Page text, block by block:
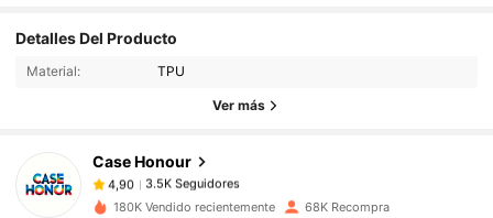
Detalles Del Producto
Material: TPU
Ver más
Case Honour
4,90
3.5K Seguidores
v***opagóHace 1 día
180K Vendido recientemente 68K Recompra